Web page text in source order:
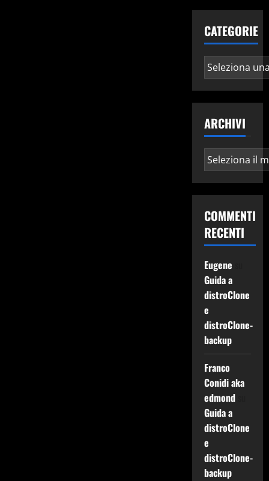
CATEGORIE
Categorie
ARCHIVI
Archivi
COMMENTI
RECENTI
Eugene
Guida a
distroClone
e
distroClone-
backup
Franco
Conidi aka
edmondsu
Guida a
distroClone
e
distroClone-
backup